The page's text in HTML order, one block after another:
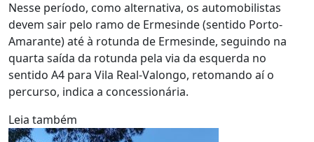
Nesse período, como alternativa, os automobilistas
devem sair pelo ramo de Ermesinde (sentido Porto-
Amarante) até à rotunda de Ermesinde, seguindo na
quarta saída da rotunda pela via da esquerda no
sentido A4 para Vila Real-Valongo, retomando aí o
percurso, indica a concessionária.
Leia também